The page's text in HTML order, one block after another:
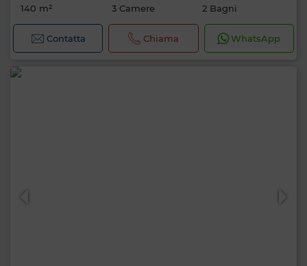
140 m² 3 Camere 2 Bagni
Contatta Chiama WhatsApp